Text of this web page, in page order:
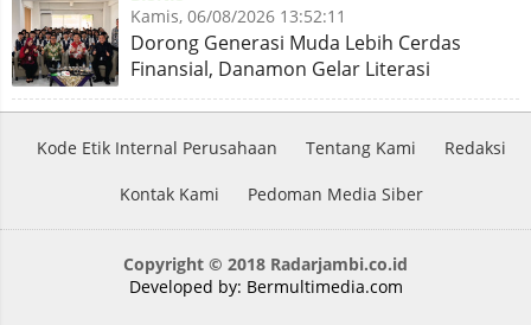
Kamis, 06/08/2026 13:52:11
Dorong Generasi Muda Lebih Cerdas
Finansial, Danamon Gelar Literasi
Keuangan dan Revitalisasi
Kode Etik Internal Perusahaan Tentang Kami Redaksi
Kontak Kami Pedoman Media Siber
Copyright © 2018 Radarjambi.co.id
Developed by: Bermultimedia.com